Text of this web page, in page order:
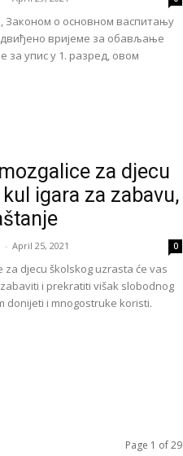
Законом о основном васпитању
вријеме за обављање
за упис у 1. разред, овом
za djecu
igara za zabavu,
- April 25, 2021 0
za djecu školskog uzrasta će vas
i prekratiti višak slobodnog
donijeti i mnogostruke koristi.
Page 1 of 29